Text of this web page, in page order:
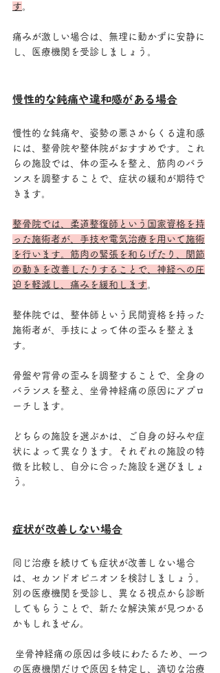
す
痛みが激しい場合は、無理に動かずに安静に
し、医療機関を受診しましょう。
慢性的な鈍痛や違和感がある場合
慢性的な鈍痛や、姿勢の悪さからくる違和感
には、整骨院や整体院がおすすめです。これ
らの施設では、体の歪みを整え、筋肉のバラ
ンスを調整することで、症状の緩和が期待で
きます。
整骨院では、柔道整復師という国家資格を持
った施術者が、手技や電気治療を用いて施術
を行います。筋肉の緊張を和らげたり、関節
の動きを改善したりすることで、神経への圧
迫を軽減し、痛みを緩和します
整体院では、整体師という民間資格を持った
施術者が、手技によって体の歪みを整えま
す。
骨盤や背骨の歪みを調整することで、全身の
バランスを整え、坐骨神経痛の原因にアプロ
ーチします。
どちらの施設を選ぶかは、ご自身の好みや症
状によって異なります。それぞれの施設の特
徴を比較し、自分に合った施設を選びましょ
う。
症状が改善しない場合
同じ治療を続けても症状が改善しない場合
は、セカンドオピニオンを検討しましょう。
別の医療機関を受診し、異なる視点から診断
してもらうことで、新たな解決策が見つかる
かもしれません。
坐骨神経痛の原因は多岐にわたるため、一つ
の医療機関だけで原因を特定し、適切な治療